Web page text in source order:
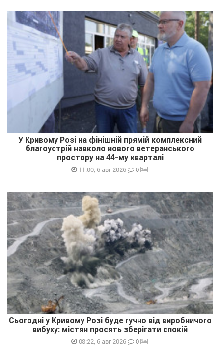
У Кривому Розі на фінішній прямій комплексний
благоустрій навколо нового ветеранського
простору на 44-му кварталі
11:00, 6 авг 2026 0
Сьогодні у Кривому Розі буде гучно від виробничого
вибуху: містян просять зберігати спокій
08:22, 6 авг 2026 0